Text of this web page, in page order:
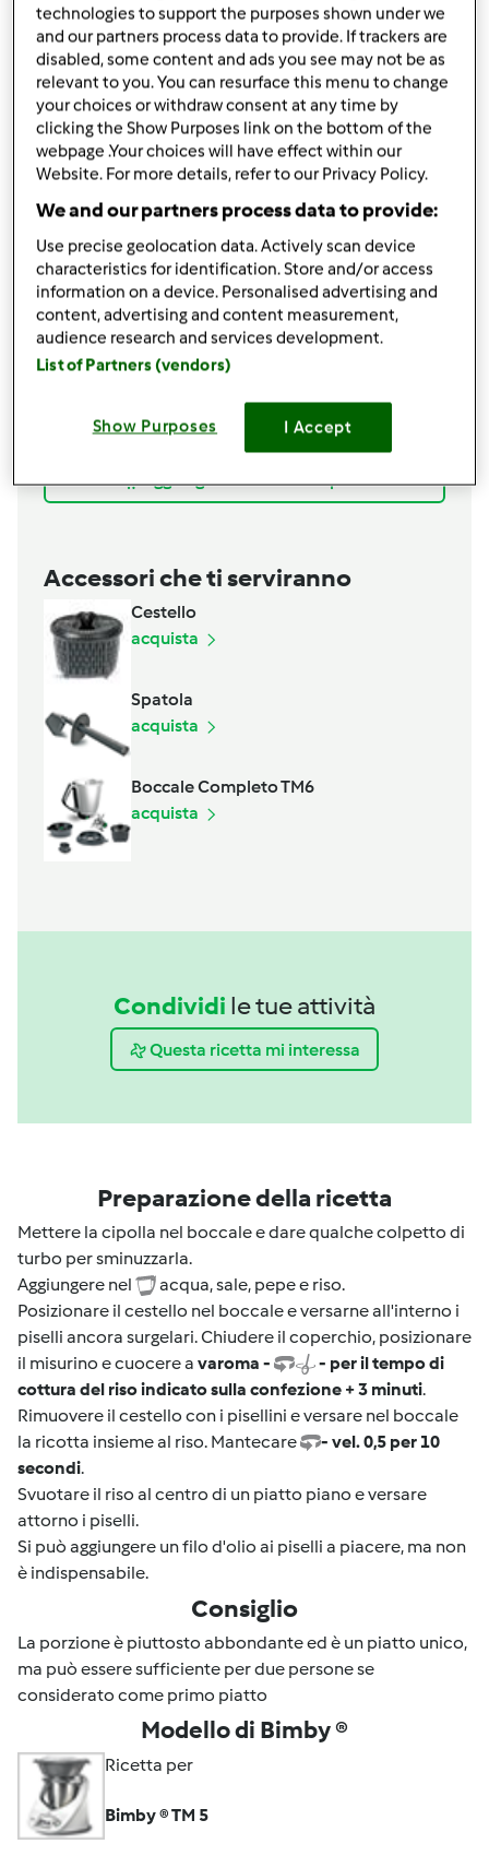
condividi la ricetta
Crea variante
Ingredienti
Riso ricotta e piselli per una persona
15grammicipolla
1pizzicopepe nero
1cucchiainosale fino,Raso
340grammiacqua
grammi
Finissimi
grammiricotta fresca
Aggiungi alla lista della spesa
Accessori che ti serviranno
Cestello
acquista
Spatola
acquista
Boccale Completo TM6
acquista
Condividi le tue attività
Questa ricetta mi interessa
Preparazione della ricetta
Mettere la cipolla nel boccale e dare qualche colpetto di
turbo per sminuzzarla.
Aggiungere nel
acqua, sale, pepe e riso.
Posizionare il cestello nel boccale e versarne all'interno i
piselli ancora surgelari. Chiudere il coperchio, posizionare
il misurino e cuocere a varoma -
- per il tempo di
cottura del riso indicato sulla confezione + 3 minuti.
Rimuovere il cestello con i pisellini e versare nel boccale
la ricotta insieme al riso. Mantecare
- vel. 0,5 per 10
secondi.
Svuotare il riso al centro di un piatto piano e versare
attorno i piselli.
Si può aggiungere un filo d'olio ai piselli a piacere, ma non
è indispensabile.
Consiglio
La porzione è piuttosto abbondante ed è un piatto unico,
ma può essere sufficiente per due persone se
considerato come primo piatto
Modello di Bimby ®
Ricetta per
Bimby ® TM 5
technologies to support the purposes shown under we
and our partners process data to provide. If trackers are
disabled, some content and ads you see may not be as
relevant to you. You can resurface this menu to change
your choices or withdraw consent at any time by
clicking the Show Purposes link on the bottom of the
webpage .Your choices will have effect within our
Website. For more details, refer to our Privacy Policy.
We and our partners process data to provide:
Use precise geolocation data. Actively scan device
characteristics for identification. Store and/or access
information on a device. Personalised advertising and
content, advertising and content measurement,
audience research and services development.
List of Partners (vendors)
Show Purposes I Accept